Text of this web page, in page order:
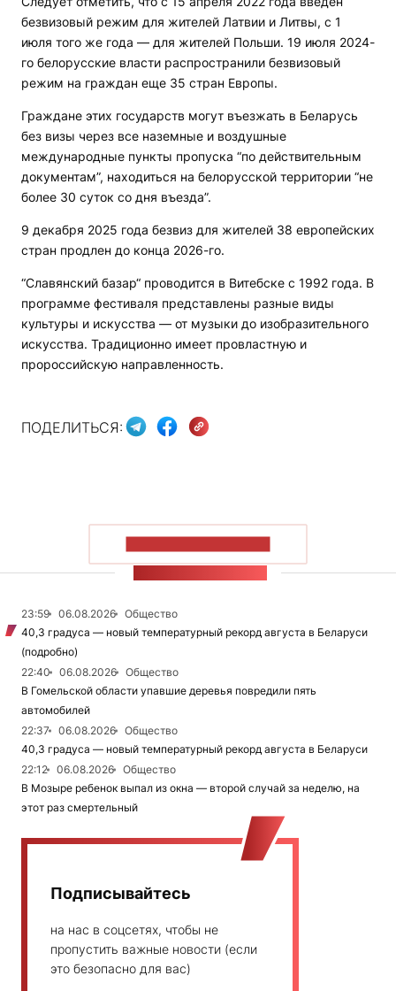
безвизовый режим для жителей Латвии и Литвы, с 1
июля того же года — для жителей Польши. 19 июля 2024-
го белорусские власти распространили безвизовый
режим на граждан еще 35 стран Европы.
Граждане этих государств могут въезжать в Беларусь
без визы через все наземные и воздушные
международные пункты пропуска “по действительным
документам”, находиться на белорусской территории “не
более 30 суток со дня въезда”.
9 декабря 2025 года безвиз для жителей 38 европейских
стран продлен до конца 2026-го.
“Славянский базар“ проводится в Витебске с 1992 года. В
программе фестиваля представлены разные виды
культуры и искусства — от музыки до изобразительного
искусства. Традиционно имеет провластную и
пророссийскую направленность.
ПОДЕЛИТЬСЯ:
23:59 06.08.2026
Общество
40,3 градуса — новый температурный рекорд августа в Беларуси
(подробно)
22:40
06.08.2026
Общество
В Гомельской области упавшие деревья повредили пять
автомобилей
22:37
06.08.2026
Общество
40,3 градуса — новый температурный рекорд августа в Беларуси
22:12
06.08.2026
Общество
В Мозыре ребенок выпал из окна — второй случай за неделю, на
этот раз смертельный
Подписывайтесь
на нас в соцсетях, чтобы не
пропустить важные новости (если
это безопасно для вас)